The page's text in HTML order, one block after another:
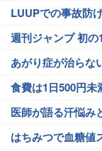
LUUPでの事故防
週刊ジャンプ 初の
あがり症が治らな
食費は1日500円未
医師が語る汗悩み
はちみつで血糖値